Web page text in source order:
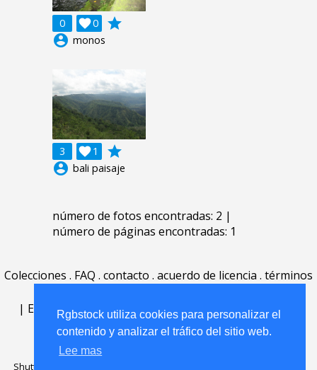
Rgbstock utiliza cookies para personalizar el
contenido y analizar el tráfico del sitio web.
Lee mas
0 0

grade
account_circle monos
3 1

grade
account_circle bali paisaje
número de fotos encontradas: 2 |
número de páginas encontradas: 1
Colecciones . FAQ . contacto . acuerdo de licencia . términos
| English|Deutsch|Español|Polski|Português
Nederlands|
Shutterstock official partner of Rgbstock